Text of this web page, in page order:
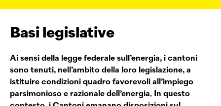
Basi legislative
Ai sensi della legge federale sull’energia, i cantoni
sono tenuti, nell’ambito della loro legislazione, a
istituire condizioni quadro favorevoli all’impiego
parsimonioso e razionale dell’energia. In questo